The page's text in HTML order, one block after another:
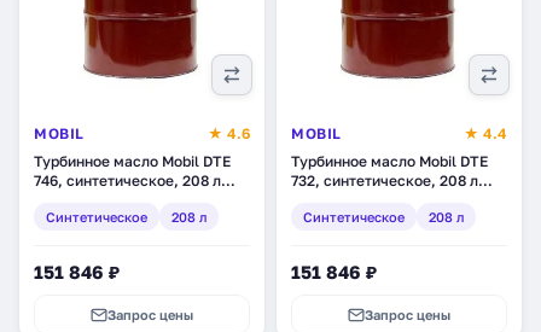
MOBIL
★ 4.6
Турбинное масло Mobil DTE
746, синтетическое, 208 л
Синтетическое 208 л
151 846 ₽
Запрос цены
MOBIL
★ 4.4
Турбинное масло Mobil DTE
732, синтетическое, 208 л
Синтетическое 208 л
151 846 ₽
Запрос цены